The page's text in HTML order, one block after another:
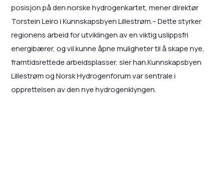
posisjon på den norske hydrogenkartet, mener direktør
Torstein Leiro i Kunnskapsbyen Lillestrøm.– Dette styrker
regionens arbeid for utviklingen av en viktig uslippsfri
energibærer, og vil kunne åpne muligheter til å skape nye,
framtidsrettede arbeidsplasser, sier han.Kunnskapsbyen
Lillestrøm og Norsk Hydrogenforum var sentrale i
opprettelsen av den nye hydrogenklyngen.